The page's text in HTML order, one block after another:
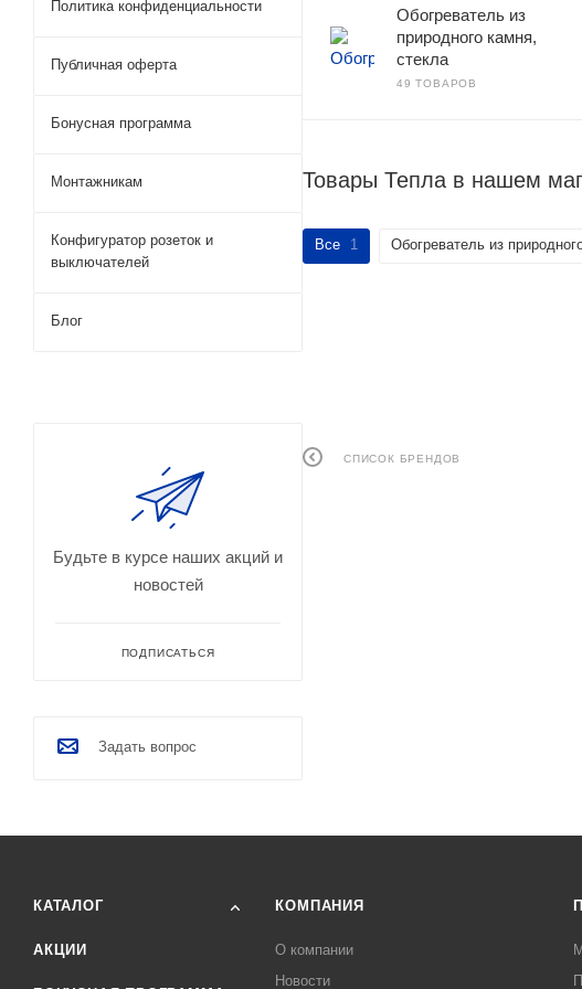
Обогреватель из
природного камня,
стекла
49 ТОВАРОВ
Товары Тепла в нашем
Все 1 Обогреватель из
СПИСОК БРЕНДОВ
Политика конфиденциальности
Публичная оферта
Бонусная программа
Монтажникам
Конфигуратор розеток и
выключателей
Блог
Будьте в курсе наших акций и
новостей
ПОДПИСАТЬСЯ
Задать вопрос
КАТАЛОГ
АКЦИИ
КОМПАНИЯ
О компании
Новости